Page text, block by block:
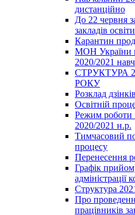
дистанційно
До 22 червня
закладів
Карантин
МОН України
2020/2021
СТРУКТУРА
РОКУ
Розклад
Освітній
Режим роботи
2020/2021 н.р.
Тимчасовий
процесу
Перенесення
Графік
адміністрації
Структура
Про
працівників